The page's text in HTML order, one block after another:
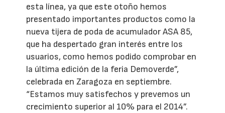
esta línea, ya que este otoño hemos
presentado importantes productos como la
nueva tijera de poda de acumulador ASA 85,
que ha despertado gran interés entre los
usuarios, como hemos podido comprobar en
la última edición de la feria Demoverde”,
celebrada en Zaragoza en septiembre.
“Estamos muy satisfechos y prevemos un
crecimiento superior al 10% para el 2014”.